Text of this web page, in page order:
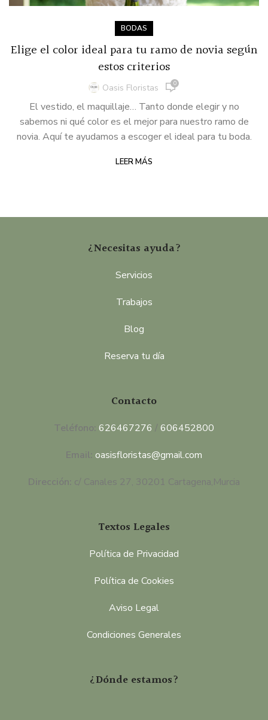
BODAS
Elige el color ideal para tu ramo de novia según
estos criterios
Oasis Floristas 0
El vestido, el maquillaje… Tanto donde elegir y no
sabemos ni qué color es el mejor para nuestro ramo de
novia. Aquí te ayudamos a escoger el ideal para tu boda.
LEER MÁS
¿Necesitas ayuda?
Servicios
Trabajos
Blog
Reserva tu día
Contacto
Teléfono: 626467276 / 606452800
Email: oasisfloristas@gmail.com
Dirección: c/ Canales 27, 30201 Cartagena,Murcia
Textos Legales
Política de Privacidad
Política de Cookies
Aviso Legal
Condiciones Generales
¿Dónde estamos?